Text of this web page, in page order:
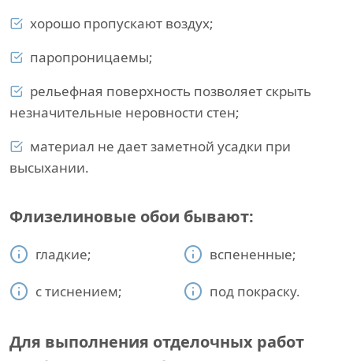
хорошо пропускают воздух;
паропроницаемы;
рельефная поверхность позволяет скрыть
незначительные неровности стен;
материал не дает заметной усадки при
высыхании.
Флизелиновые обои бывают:
гладкие;
с тиснением;
вспененные;
под покраску.
Для выполнения отделочных работ